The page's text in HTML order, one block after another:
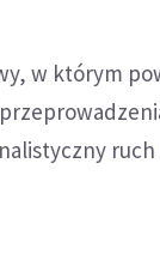
w którym
ruch